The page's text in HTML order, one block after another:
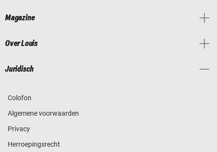
Magazine
Over Louis
Juridisch
Colofon
Algemene voorwaarden
Privacy
Herroepingsrecht